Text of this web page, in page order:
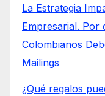
La Estrategia
Empresarial. Por
Colombianos
Mailings
¿Qué regalos